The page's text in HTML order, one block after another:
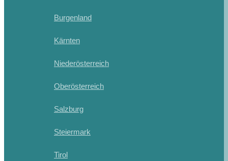
Burgenland
Kärnten
Niederösterreich
Oberösterreich
Salzburg
Steiermark
Tirol